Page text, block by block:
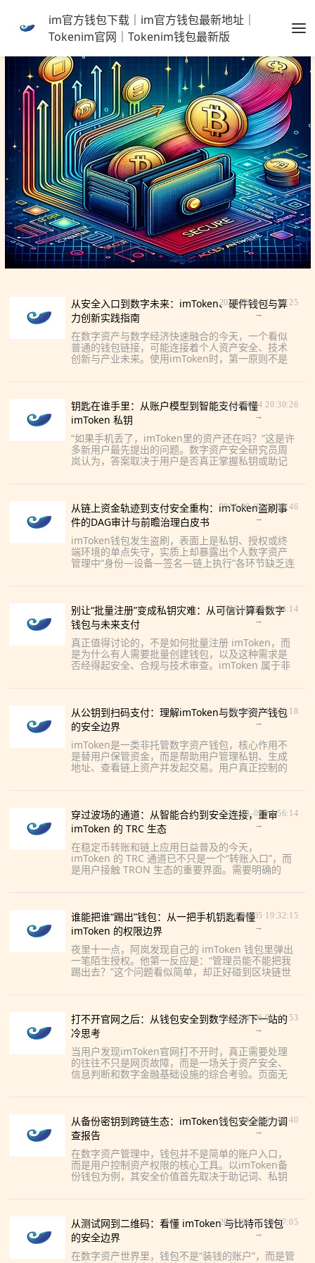
im官方钱包下载｜im官方钱包最新地址｜
Tokenim官网｜Tokenim钱包最新版
从安全入口到数字未来：imToken、硬件钱包与算
力创新实践指南
2026-08-04 15:54:25
→
在数字资产与数字经济快速融合的今天，一个看似
普通的钱包链接，可能连接着个人资产安全、技术
创新与产业未来。使用imToken时，第一原则不是
项目官方公告
钥匙在谁手里：从账户模型到智能支付看懂
imToken 私钥
2026-08-04 20:30:26
→
“如果手机丢了，imToken里的资产还在吗？”这是许
多新用户最先提出的问题。数字资产安全研究员周
岚认为，答案取决于用户是否真正掌握私钥或助记
上。记者：im
从链上资金轨迹到支付安全重构：imToken盗刷事
件的DAG审计与前瞻治理白皮书
2026-08-05 01:09:46
→
imToken钱包发生盗刷，表面上是私钥、授权或终
端环境的单点失守，实质上却暴露出个人数字资产
管理中“身份—设备—签名—链上执行”各环节缺乏连
一笔转账，而应
别让“批量注册”变成私钥灾难：从可信计算看数字
钱包与未来支付
2026-08-05 05:44:14
→
真正值得讨论的，不是如何批量注册 imToken，而
是为什么有人需要批量创建钱包，以及这种需求是
否经得起安全、合规与技术审查。imToken 属于非
上。若通
从公钥到扫码支付：理解imToken与数字资产钱包
的安全边界
2026-08-05 10:20:18
→
imToken是一类非托管数字资产钱包，核心作用不
是替用户保管资金，而是帮助用户管理私钥、生成
地址、查看链上资产并发起交易。用户真正控制的
钥匙。因此，任何索
穿过波场的通道：从智能合约到安全连接，重审
imToken 的 TRC 生态
2026-08-05 14:56:14
→
在稳定币转账和链上应用日益普及的今天，
imToken 的 TRC 通道已不只是一个“转账入口”，而
是用户接触 TRON 生态的重要界面。需要明确的
谁能把谁“踢出”钱包：从一把手机钥匙看懂
imToken 的权限边界
2026-08-05 19:32:15
→
夜里十一点，阿岚发现自己的 imToken 钱包里弹出
一笔陌生授权。他第一反应是：“管理员能不能把我
踢出去？”这个问题看似简单，却正好碰到区块链世
平台账号。
打不开官网之后：从钱包安全到数字经济下一站的
冷思考
2026-08-06 00:40:53
→
当用户发现imToken官网打不开时，真正需要处理
的往往不只是网页故障，而是一场关于资产安全、
信息判断和数字金融基础设施的综合考验。页面无
或服务维护，也可能
从备份密钥到跨链生态：imToken钱包安全能力调
查报告
2026-08-06 05:11:40
→
在数字资产管理中，钱包并不是简单的账户入口，
而是用户控制资产权限的核心工具。以imToken备
份钱包为例，其安全价值首先取决于助记词、私钥
境抄录助记词，避免
从测试网到二维码：看懂 imToken 与比特币钱包
的安全边界
2026-08-06 09:47:05
→
在数字资产世界里，钱包不是“装钱的账户”，而是管